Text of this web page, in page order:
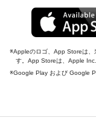
Appleのロゴ、App Storeは、
す。App Storeは、Apple Inc.
Google Play および Google